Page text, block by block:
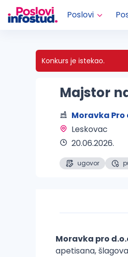
Poslovi
Konkurs je istekao.
Majstor
Moravka Pro
Leskovac
20.06.2026.
ugovor
Moravka pro
apetisana,